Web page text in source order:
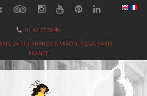
01 42 77 59 40
26 RUE FRANÇOIS MIRON, 75004, PARIS,
FRANCE